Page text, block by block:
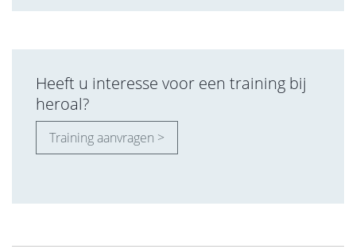
Heeft u interesse voor een training bij
heroal?
Training aanvragen >